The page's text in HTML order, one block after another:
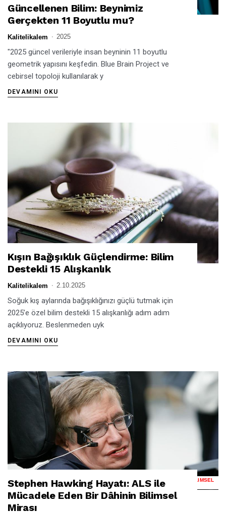
GÜNCELLENEN BILIM: BEYNIMIZ GERÇEKTEN 11 BOYUTLU MU?
Güncellenen Bilim: Beynimiz
Gerçekten 11 Boyutlu mu?
Kalitelikalem 2025
"2025 güncel verileriyle insan beyninin 11 boyutlu
geometrik yapısını keşfedin. Blue Brain Project ve
cebirsel topoloji kullanılarak y
DEVAMINI OKU
KIŞIN BAĞIŞIKLIK GÜÇLENDIRME: BILIM DESTEKLI 15 ALIŞKANLIK
Kışın Bağışıklık Güçlendirme: Bilim
Destekli 15 Alışkanlık
Kalitelikalem 2.10.2025
Soğuk kış aylarında bağışıklığınızı güçlü tutmak için
2025’e özel bilim destekli 15 alışkanlığı adım adım
açıklıyoruz. Beslenmeden uyk
DEVAMINI OKU
STEPHEN HAWKING HAYATI: ALS ILE MÜCADELE EDEN BIR DÂHININ BILIMSEL
MIRASI
Stephen Hawking Hayatı: ALS ile
Mücadele Eden Bir Dâhinin Bilimsel
Mirası